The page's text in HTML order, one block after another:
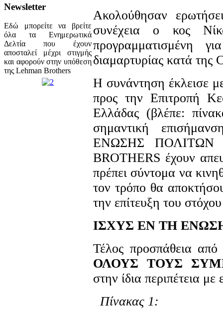
Newsletter
Εδώ μπορείτε να βρείτε
όλα τα Ενημερωτικά
Δελτία που έχουν
αποσταλεί μέχρι στιγμής
και αφορούν στην υπόθεση
της Lehman Brothers
Ακολούθησαν
συνέχεια ο κος
προγραμματισμένη
διαμαρτυρίας κατά
H συνάντηση έκλεισε
προς την Επιτροπή
Ελλάδας (βλέπε:
σημαντική
ΕΝΩΣΗΣ ΠΟΛΙΤΩΝ
BROTHERS έχουν
πρέπει σύντομα να
τον τρόπο θα
την επίτευξη του
ΙΣΧΥΣ ΕΝ ΤΗ
Τέλος προσπάθεια
ΟΛΟΥΣ ΤΟΥΣ
στην ίδια περιπέτεια με
Πίνακας 1: